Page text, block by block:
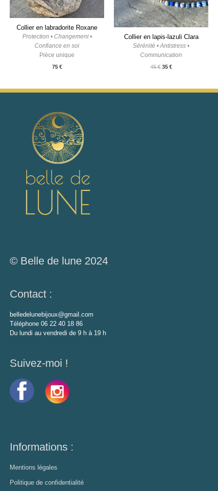
Collier en labradorite Roxane
Protection • Changement •
Confiance en soi
Pièce unique
75 €
Collier en lapis-lazuli Clara
Sérénité • Antistress •
Communication
45€ 35 €
© Belle de lune 2024
Contact :
belledelunebijoux@gmail.com
Téléphone 06 22 40 18 86
Du lundi au vendredi de 9 h à 19 h
Suivez-moi !
Informations :
Mentions légales
Politique de confidentialité